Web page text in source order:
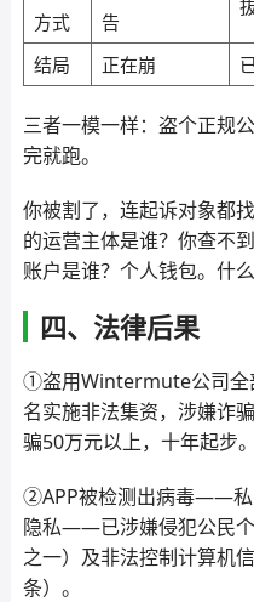
方式
告
结局 正在崩
三者一模一样：盗个正规
完就跑。
你被割了，连起诉对象
的运营主体是谁？你查不
账户是谁？个人钱包。什
四、法律后果
①盗用Wintermute公司全
名实施非法集资，涉嫌诈
骗50万元以上，十年起步。
②APP被检测出病毒——私
隐私——已涉嫌侵犯公民
之一）及非法控制计算机
条）。